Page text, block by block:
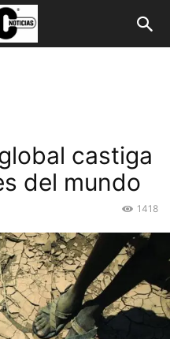
castiga
del mundo
1418